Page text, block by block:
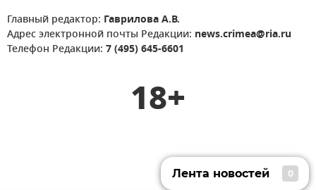
Главный редактор: Гаврилова А.В.
Адрес электронной почты Редакции: news.crimea@ria.ru
Телефон Редакции: 7 (495) 645-6601
18+
Лента новостей 0